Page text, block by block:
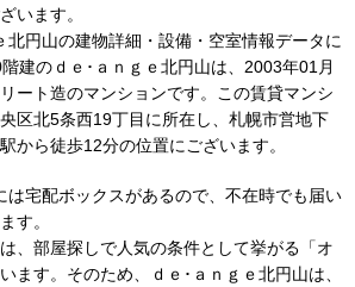
います。
北円山の建物詳細・設備・空室情報データに
建のｄｅ･ａｎｇｅ北円山は、2003年01月
ート造のマンションです。この賃貸マンシ
区北5条西19丁目に所在し、札幌市営地下
から徒歩12分の位置にございます。
は宅配ボックスがあるので、不在時でも届い
す。
、部屋探しで人気の条件として挙がる「オ
ます。そのため、ｄｅ･ａｎｇｅ北円山は、